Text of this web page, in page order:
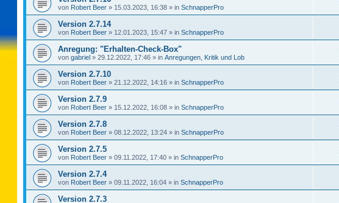
von Robert Beer » 15.03.2023, 16:38 » in SchnapperPro
Version 2.7.14
von Robert Beer » 12.01.2023, 15:47 » in SchnapperPro
Anregung: "Erhalten-Check-Box"
von gabriel » 29.12.2022, 17:46 » in Anregungen, Kritik und Lob
Version 2.7.10
von Robert Beer » 21.12.2022, 14:16 » in SchnapperPro
Version 2.7.9
von Robert Beer » 15.12.2022, 16:08 » in SchnapperPro
Version 2.7.8
von Robert Beer » 08.12.2022, 13:24 » in SchnapperPro
Version 2.7.5
von Robert Beer » 09.11.2022, 17:40 » in SchnapperPro
Version 2.7.4
von Robert Beer » 09.11.2022, 16:04 » in SchnapperPro
Version 2.7.3